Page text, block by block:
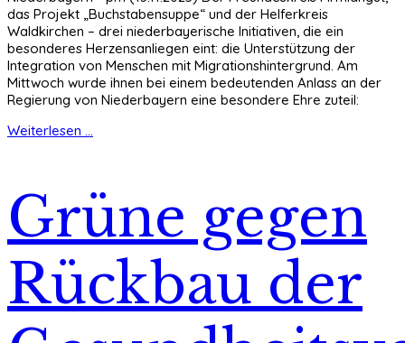
das Projekt „Buchstabensuppe“ und der Helferkreis
Waldkirchen – drei niederbayerische Initiativen, die ein
besonderes Herzensanliegen eint: die Unterstützung der
Integration von Menschen mit Migrationshintergrund. Am
Mittwoch wurde ihnen bei einem bedeutenden Anlass an der
Regierung von Niederbayern eine besondere Ehre zuteil:
Weiterlesen ...
Grüne gegen
Rückbau der